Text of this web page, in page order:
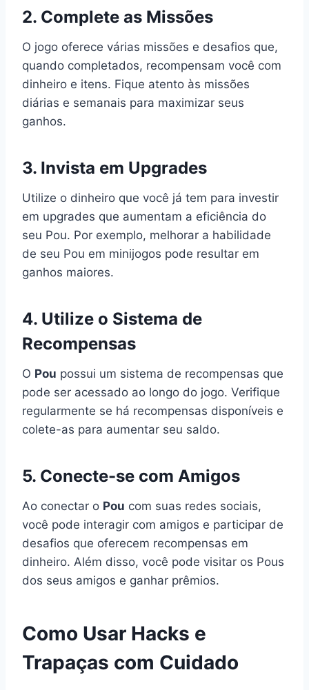
2. Complete as Missões
O jogo oferece várias missões e desafios que,
quando completados, recompensam você com
dinheiro e itens. Fique atento às missões
diárias e semanais para maximizar seus
ganhos.
3. Invista em Upgrades
Utilize o dinheiro que você já tem para investir
em upgrades que aumentam a eficiência do
seu Pou. Por exemplo, melhorar a habilidade
de seu Pou em minijogos pode resultar em
ganhos maiores.
4. Utilize o Sistema de
Recompensas
O Pou possui um sistema de recompensas que
pode ser acessado ao longo do jogo. Verifique
regularmente se há recompensas disponíveis e
colete-as para aumentar seu saldo.
5. Conecte-se com Amigos
Ao conectar o Pou com suas redes sociais,
você pode interagir com amigos e participar de
desafios que oferecem recompensas em
dinheiro. Além disso, você pode visitar os Pous
dos seus amigos e ganhar prêmios.
Como Usar Hacks e
Trapaças com Cuidado